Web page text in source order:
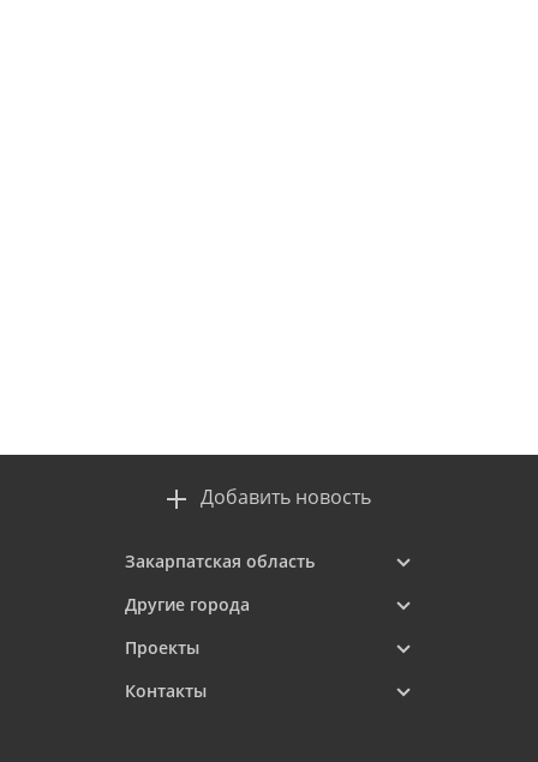
Добавить новость
Закарпатская область
Другие города
Проекты
Контакты